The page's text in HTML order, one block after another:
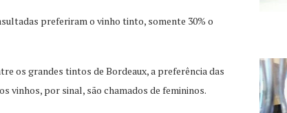
preferiram o vinho tinto, somente 30% o
os grandes tintos de Bordeaux, a preferência das
vinhos, por sinal, são chamados de femininos.